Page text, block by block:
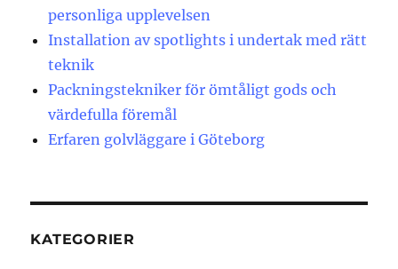
personliga upplevelsen
Installation av spotlights i undertak med rätt
teknik
Packningstekniker för ömtåligt gods och
värdefulla föremål
Erfaren golvläggare i Göteborg
KATEGORIER